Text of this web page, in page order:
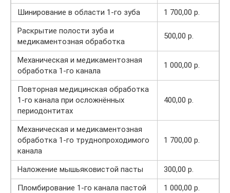
Шинирование в области 1-го зуба
1 700,00 р.
Раскрытие полости зуба и
медикаментозная обработка
500,00 р.
Механическая и медикаментозная
обработка 1-го канала
1 000,00 р.
Повторная медицинская обработка
1-го канала при осложнённых
периодонтитах
400,00 р.
Механическая и медикаментозная
обработка 1-го труднопроходимого
канала
1 700,00 р.
Наложение мышьяковистой пасты
300,00 р.
Пломбирование 1-го канала пастой
1 000,00 р.